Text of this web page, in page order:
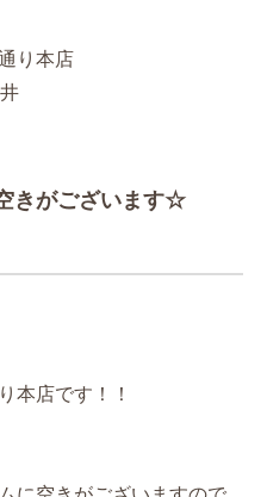
り本店
きがございます☆
本店です！！